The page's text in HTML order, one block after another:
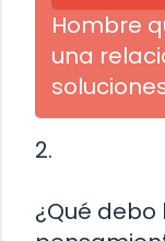
Hombre
una
2.
¿Qué